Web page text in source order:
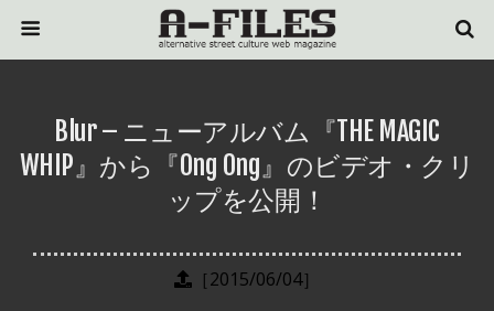
Blur – ニューアルバム『THE MAGIC
WHIP』から『Ong Ong』のビデオ・クリ
ップを公開！
［2015/06/04］